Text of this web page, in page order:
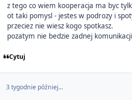
z tego co wiem kooperacja ma byc
ot taki pomysl - jestes w podrozy i
przeciez nie wiesz kogo spotkasz.
pozatym nie bedzie zadnej
Cytuj
3 tygodnie później...